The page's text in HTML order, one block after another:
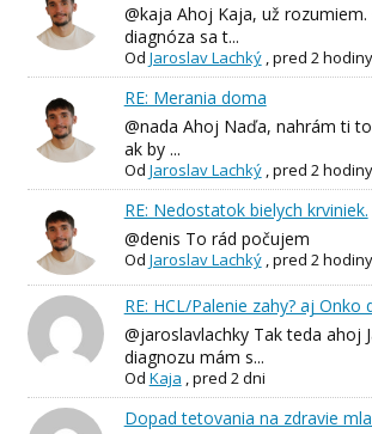
@kaja Ahoj Kaja, už
diagnóza sa t...
Od Jaroslav Lachký,pred 2 hodiny
RE: Merania doma
@nada Ahoj Naďa, nahrám ti
ak by ...
Od Jaroslav Lachký,pred 2 hodiny
RE: Nedostatok bielych krviniek.
@denis To rád počujem
Od Jaroslav Lachký,pred 2 hodiny
RE: HCL/Palenie zahy? aj Onko
@jaroslavlachky Tak teda ahoj
diagnozu mám s...
Od Kaja ,pred 2 dni
Dopad tetovania na zdravie